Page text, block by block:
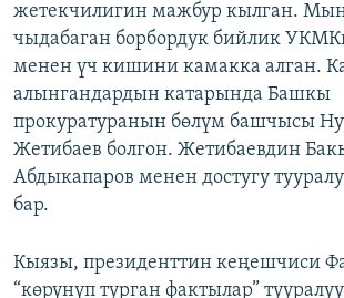
жетекчилигин мажбур кылган.
чыдабаган борбордук бийлик
менен үч кишини камакка алган.
алынгандардын катарында Башкы
прокуратуранын бөлүм башчысы
Жетибаев болгон. Жетибаевдин
Абдыкапаров менен достугу
бар.
Кыязы, президенттин кеңешчиси
“көрүнүп турган фактылар”